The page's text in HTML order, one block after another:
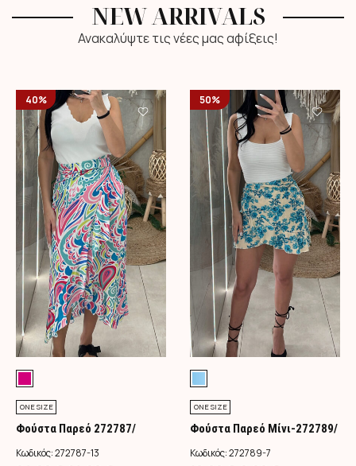
NEW ARRIVALS
Ανακαλύψτε τις νέες μας αφίξεις!
40%
ONE SIZE
Φούστα Παρεό 272787/
Φούξια
Κωδικός:272787-13
50%
ONE SIZE
Φούστα Παρεό Μίνι-272789/
Τιρκουάζ
Κωδικός:272789-7